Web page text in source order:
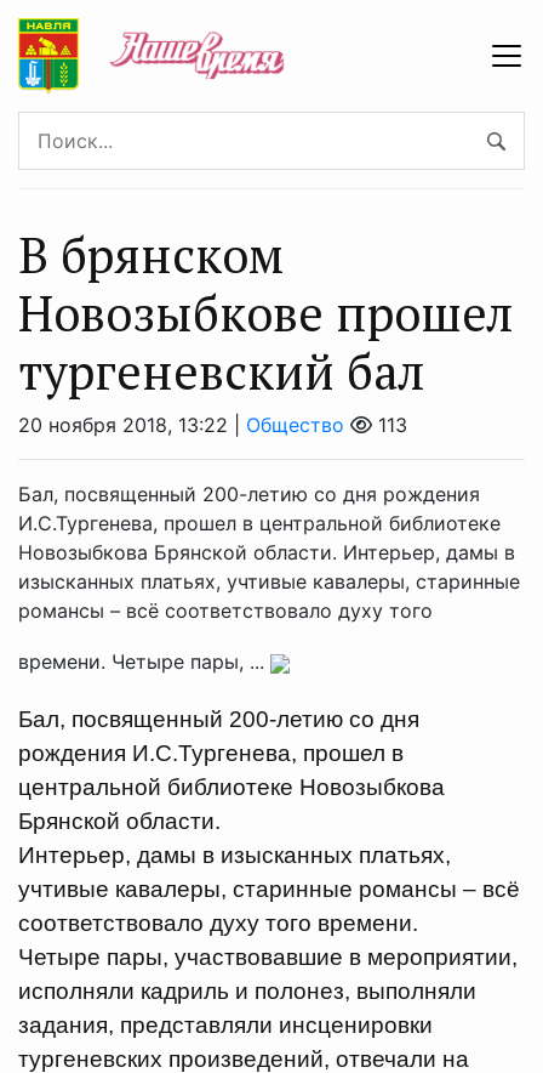
В брянском
Новозыбкове прошел
тургеневский бал
20 ноября 2018, 13:22 | Общество 113
Бал, посвященный 200-летию со дня рождения
И.С.Тургенева, прошел в центральной библиотеке
Новозыбкова Брянской области. Интерьер, дамы в
изысканных платьях, учтивые кавалеры, старинные
романсы – всё соответствовало духу того
времени. Четыре пары, ...
Бал, посвященный 200-летию со дня
рождения И.С.Тургенева, прошел в
центральной библиотеке Новозыбкова
Брянской области.
Интерьер, дамы в изысканных платьях,
учтивые кавалеры, старинные романсы – всё
соответствовало духу того времени.
Четыре пары, участвовавшие в мероприятии,
исполняли кадриль и полонез, выполняли
задания, представляли инсценировки
тургеневских произведений, отвечали на